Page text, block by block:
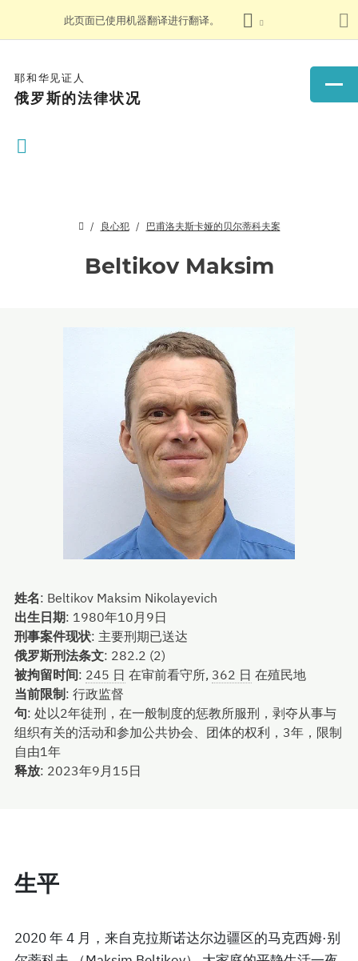
此页面已使用机器翻译进行翻译。
耶和华见证人
俄罗斯的法律状况
良心犯 巴甫洛夫斯卡娅的贝尔蒂科夫案
Beltikov Maksim
姓名: Beltikov Maksim Nikolayevich
出生日期: 1980年10月9日
刑事案件现状: 主要刑期已送达
俄罗斯刑法条文: 282.2 (2)
被拘留时间: 245 日 在审前看守所, 362 日 在殖民地
当前限制 : 行政监督
句: 处以2年徒刑，在一般制度的惩教所服刑，剥夺从事与
组织有关的活动和参加公共协会、团体的权利，3年，限制
自由1年
释放: 2023年9月15日
生平
2020 年 4 月，来自克拉斯诺达尔边疆区的马克西姆·别